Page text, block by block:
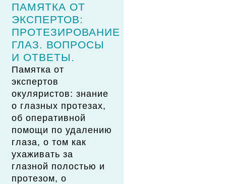
ПАМЯТКА ОТ
ЭКСПЕРТОВ:
ПРОТЕЗИРОВАНИЕ
ГЛАЗ. ВОПРОСЫ
И ОТВЕТЫ.
Памятка от
экспертов
окуляристов: знание
о глазных протезах,
об оперативной
помощи по удалению
глаза, о том как
ухаживать за
глазной полостью и
протезом, о